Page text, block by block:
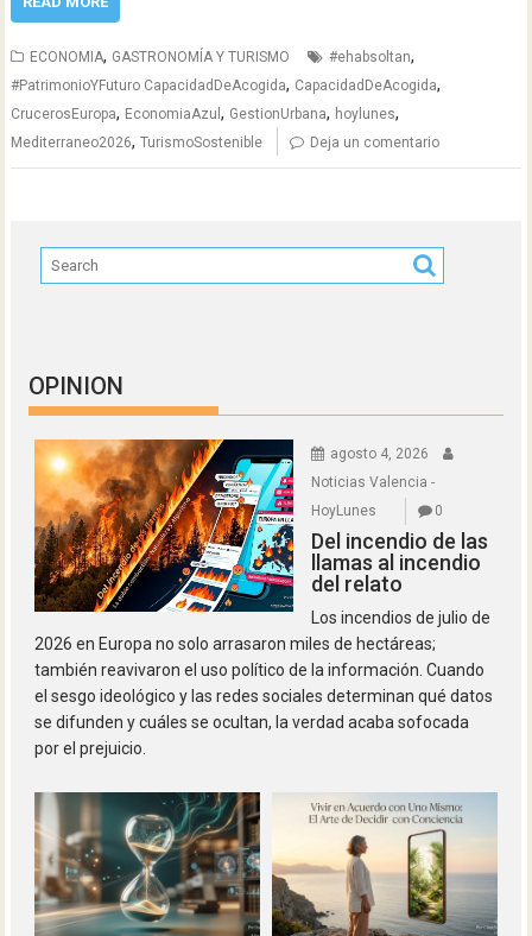
ECONOMIA, GASTRONOMÍA Y TURISMO #ehabsoltan,
#PatrimonioYFuturo CapacidadDeAcogida, CapacidadDeAcogida,
CrucerosEuropa, EconomiaAzul, GestionUrbana, hoylunes,
Mediterraneo2026,TurismoSostenible Deja un comentario
OPINION
agosto 4, 2026
Noticias Valencia -
HoyLunes
0
Del incendio de las
llamas al incendio
del relato
Los incendios de julio de
2026 en Europa no solo arrasaron miles de hectáreas;
también reavivaron el uso político de la información. Cuando
el sesgo ideológico y las redes sociales determinan qué datos
se difunden y cuáles se ocultan, la verdad acaba sofocada
por el prejuicio.